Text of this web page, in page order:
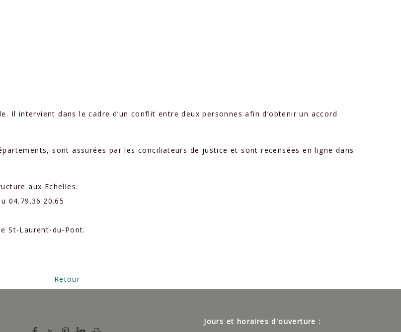
Il intervient dans le cadre d’un conflit entre deux personnes afin d’obtenir un accord
sont assurées par les conciliateurs de justice et sont recensées en ligne dans
aux Echelles.
04.79.36.20.65
St-Laurent-du-Pont.
Retour
Jours et horaires d'ouverture :